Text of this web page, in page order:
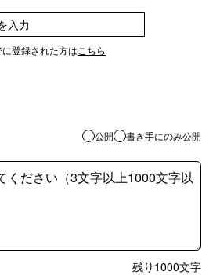
登録された方は こちら
公開 書き手にのみ公開
残り 1000文字